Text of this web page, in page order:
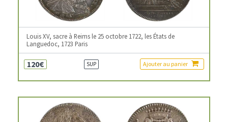
Louis XV, sacre à Reims le 25 octobre 1722, les États de
Languedoc, 1723 Paris
120€ SUP Ajouter au panier